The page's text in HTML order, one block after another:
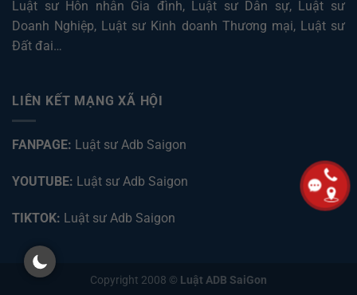
Luật sư Hôn nhân Gia đình, Luật sư Dân sự, Luật sư
Doanh Nghiệp, Luật sư Kinh doanh Thương mại, Luật sư
Đất đai…
LIÊN KẾT MẠNG XÃ HỘI
FANPAGE: Luật sư Adb Saigon
YOUTUBE: Luật sư Adb Saigon
TIKTOK: Luật sư Adb Saigon
Copyright 2008 © Luật ADB SaiGon